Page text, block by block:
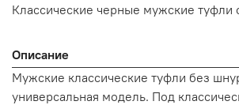
Классические черные мужские
Описание
Мужские классические туфли без
универсальная модель. Под